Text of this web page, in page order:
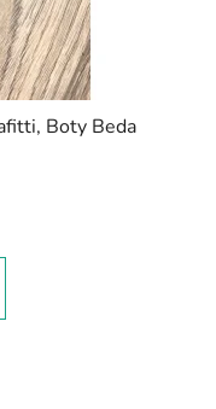
Boty Beda